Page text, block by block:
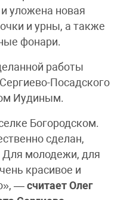
уложена новая
и урны, а также
фонари.
работы
Посадского
Иудиным.
Богородском.
сделан,
Для молодежи, для
красивое и
— считает Олег